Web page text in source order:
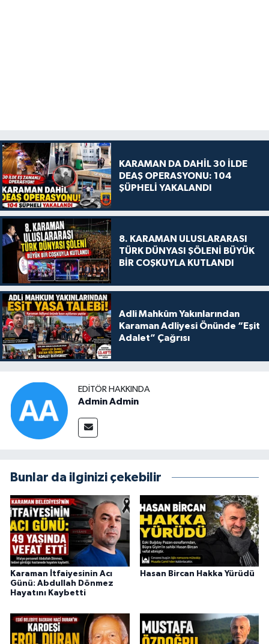
KARAMAN DA DAHİL 30 İLDE
DEAŞ OPERASYONU: 104
ŞÜPHELİ YAKALANDI
8. KARAMAN ULUSLARARASI
TÜRK DÜNYASI ŞÖLENİ BÜYÜK
BİR COŞKUYLA KUTLANDI
Adli Mahkûm Yakınlarından
Karaman Adliyesi Önünde “Eşit
Adalet” Çağrısı
EDITÖR HAKKINDA
Admin Admin
Bunlar da ilginizi çekebilir
Karaman İtfaiyesinin Acı
Günü: Abdullah Dönmez
Hayatını Kaybetti
Hasan Bircan Hakka Yürüdü